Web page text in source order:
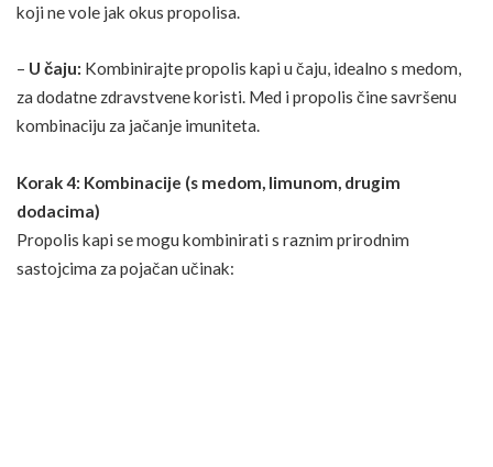
koji ne vole jak okus propolisa.
– U čaju: Kombinirajte propolis kapi u čaju, idealno s medom,
za dodatne zdravstvene koristi. Med i propolis čine savršenu
kombinaciju za jačanje imuniteta.
Korak 4: Kombinacije (s medom, limunom, drugim
dodacima)
Propolis kapi se mogu kombinirati s raznim prirodnim
sastojcima za pojačan učinak: